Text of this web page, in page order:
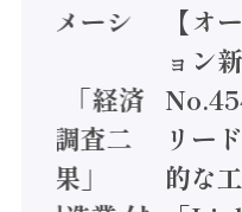
トメーシ
】「経済
態調査二
結果」
【オ
ョン
リー
的な